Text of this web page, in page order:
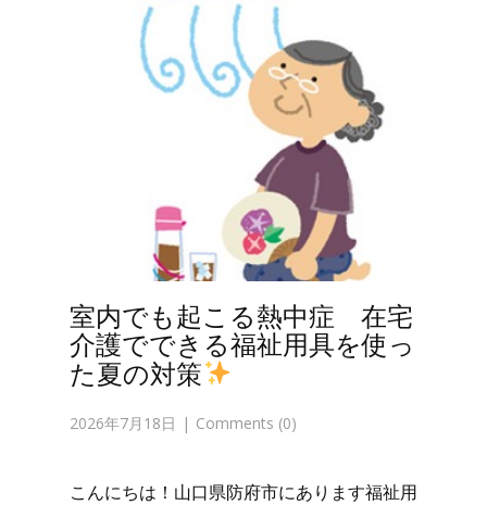
室内でも起こる熱中症 在宅
介護でできる福祉用具を使っ
た夏の対策
2026年7月18日 Comments (0)
こんにちは！山口県防府市にあります福祉用